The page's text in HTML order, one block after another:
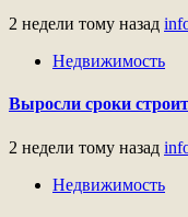
2 недели тому назад
Недвижимость
Выросли сроки
2 недели тому назад
Недвижимость